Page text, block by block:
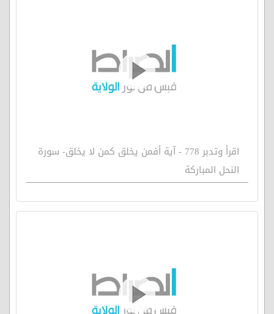
اقرأ وتدبر 778 - آية أفمن يخلق كمن لا يخلق- سورة
النحل المباركة